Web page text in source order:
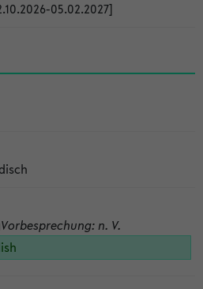
05.02.2027]
Vorbesprechung: n. V.